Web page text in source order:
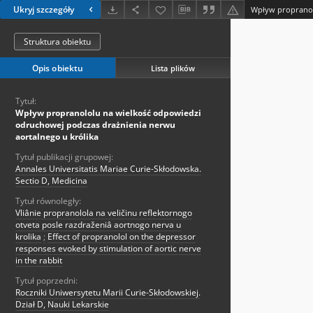
Ukryj szczegóły
Struktura obiektu
Opis obiektu Lista plików
Tytuł:
Wpływ propranololu na wielkość odpowiedzi
odruchowej podczas drażnienia nerwu
aortalnego u królika
Tytuł publikacji grupowej:
Annales Universitatis Mariae Curie-Skłodowska.
Sectio D, Medicina
Tytuł równoległy:
Vliânie propranolola na veličinu reflektornogo
otveta posle razdraženiâ aortnogo nerva u
krolika ; Effect of propranolol on the depressor
responses evoked by stimulation of aortic nerve
in the rabbit
Tytuł poprzedni:
Roczniki Uniwersytetu Marii Curie-Skłodowskiej.
Dział D, Nauki Lekarskie